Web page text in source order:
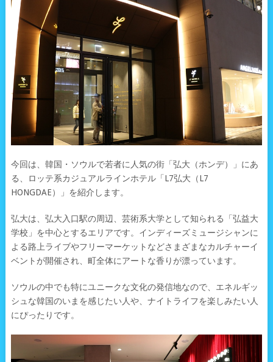
今回は、韓国・ソウルで若者に人気の街「弘大（ホンデ）」にあ
る、ロッテ系カジュアルラインホテル「L7弘大（L7
HONGDAE）」を紹介します。
弘大は、弘大入口駅の周辺、芸術系大学として知られる「弘益大
学校」を中心とするエリアです。インディーズミュージシャンに
よる路上ライブやフリーマーケットなどさまざまなカルチャーイ
ベントが開催され、町全体にアートな香りが漂っています。
ソウルの中でも特にユニークな文化の発信地なので、エネルギッ
シュな韓国のいまを感じたい人や、ナイトライフを楽しみたい人
にぴったりです。